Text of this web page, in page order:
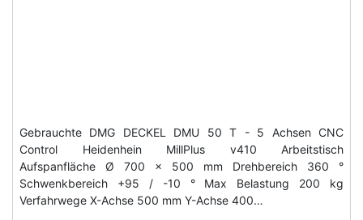
Gebrauchte DMG DECKEL DMU 50 T - 5 Achsen CNC
Control Heidenhein MillPlus v410 Arbeitstisch
Aufspanfläche Ø 700 x 500 mm Drehbereich 360 °
Schwenkbereich +95 / -10 ° Max Belastung 200 kg
Verfahrwege X-Achse 500 mm Y-Achse 400…